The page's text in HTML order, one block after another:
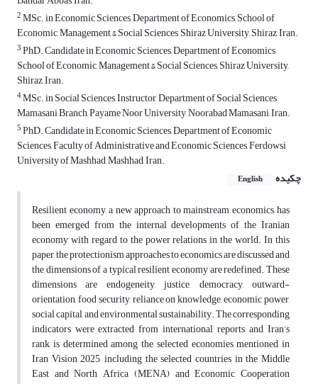
2MSc. in Economic Sciences, Department of Economics, School of
Economic, Management & Social Sciences, Shiraz University, Shiraz, Iran.
3PhD. Candidate in Economic Sciences, Department of Economics,
School of Economic, Management & Social Sciences, Shiraz University,
Shiraz, Iran.
4MSc. in Social Sciences, Instructor, Department of Social Sciences,
Mamasani Branch, Payame Noor University, Noorabad Mamasani, Iran.
5PhD. Candidate in Economic Sciences, Department of Economic
Sciences, Faculty of Administrative and Economic Sciences, Ferdowsi
University of Mashhad, Mashhad, Iran.
چکیده
English
Resilient economy, a new approach to mainstream economics, has
been emerged from the internal developments of the Iranian
economy with regard to the power relations in the world. In this
paper, the protectionism approaches to economics are discussed and
the dimensions of a typical resilient economy are redefined. These
dimensions are endogeneity, justice, democracy, outward-
orientation, food security, reliance on knowledge, economic power,
social capital, and environmental sustainability. The corresponding
indicators were extracted from international reports, and Iran’s
rank is determined among the selected economies mentioned in
Iran Vision 2025, including the selected countries in the Middle
East and North Africa (MENA) and Economic Cooperation